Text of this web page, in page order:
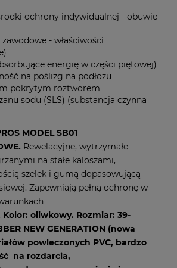
ochrony indywidualnej - obuwie
- właściwości
energię w części piętowej)
na poślizg na podłożu
pokrytym roztworem
sodu (SLS) (substancja czynna
MODEL SB01
. Rewelacyjne, wytrzymałe
na stałe kaloszami,
szelek i gumą dopasowującą
Zapewniają pełną ochronę w
Kolor: oliwkowy. Rozmiar: 39-
NEW GENERATION (nowa
powleczonych PVC, bardzo
na rozdarcia,